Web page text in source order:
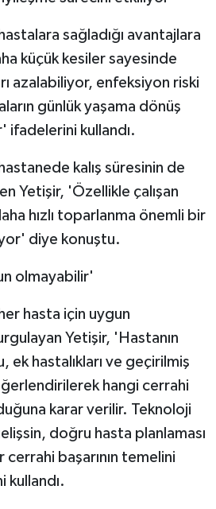
sağladığı avantajlara
küçük kesiler sayesinde
azalabiliyor, enfeksiyon riski
günlük yaşama dönüş
ifadelerini kullandı.
kalış süresinin de
Yetişir, 'Özellikle çalışan
hızlı toparlanma önemli bir
diye konuştu.
olmayabilir'
hasta için uygun
Yetişir, 'Hastanın
ek hastalıkları ve geçirilmiş
hangi cerrahi
karar verilir. Teknoloji
doğru hasta planlaması
başarının temelini
kullandı.